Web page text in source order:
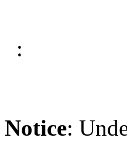
:
Notice: